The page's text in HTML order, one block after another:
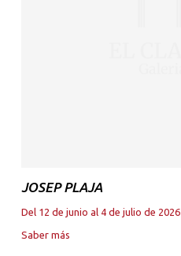
JOSEP PLAJA
Del 12 de junio al 4 de julio de 2026
Saber más